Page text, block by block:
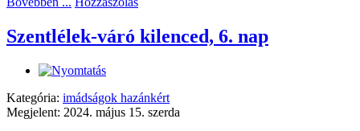
Szentlélek-váró kilenced, 6. nap
Kategória: imádságok hazánkért
Megjelent: 2024. május 15. szerda